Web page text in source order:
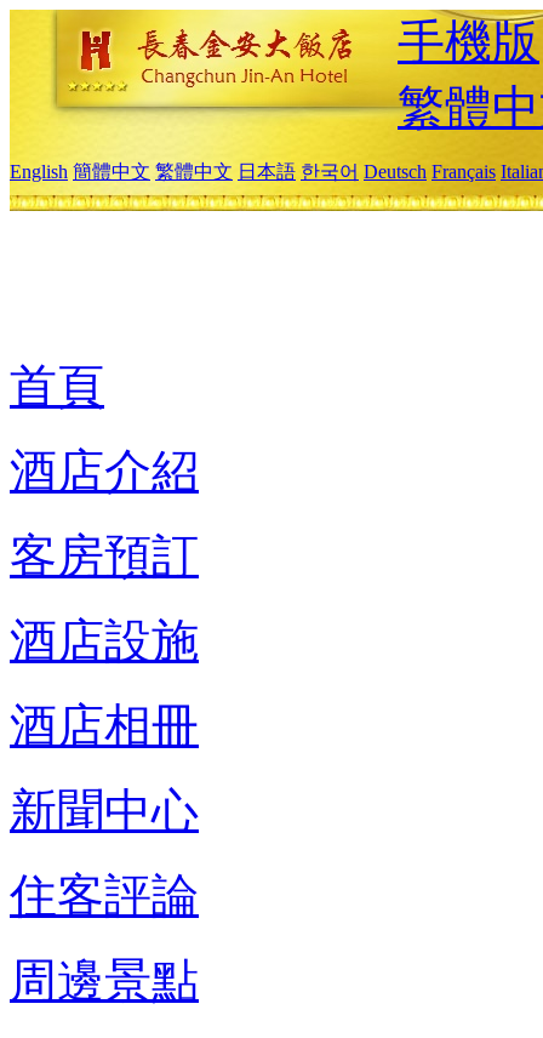
手機版
繁體
English 簡體中文 繁體中文 日本語 한국어 Deutsch Français
首頁
酒店介紹
客房預訂
酒店設施
酒店相冊
新聞中心
住客評論
周邊景點